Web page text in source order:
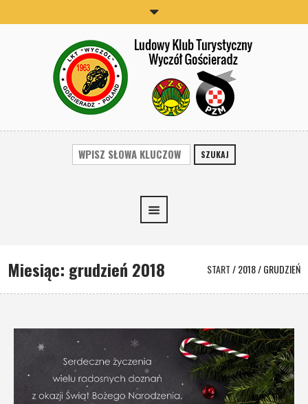
SZUKAJ
Miesiąc: grudzień 2018 START/2018/GRUDZIEŃ